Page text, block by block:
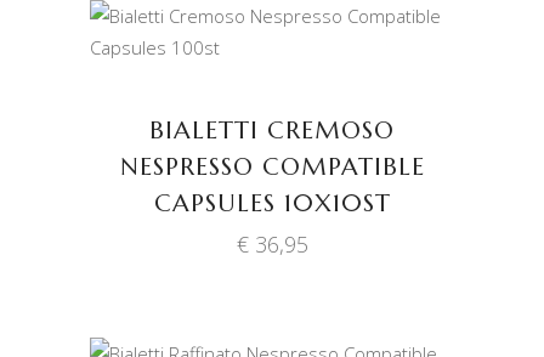
TOEVOEGEN AAN
WINKELWAGEN
BIALETTI CREMOSO
NESPRESSO COMPATIBLE
CAPSULES 10X10ST
€36,95